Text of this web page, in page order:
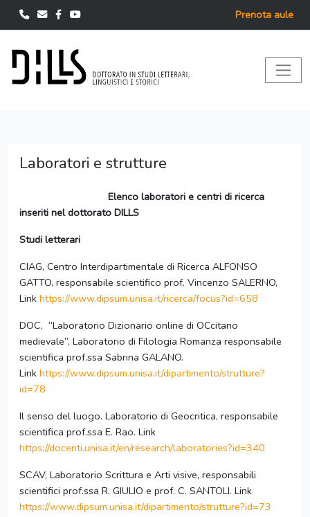
Prenota aule
Laboratori e strutture
Elenco laboratori e centri di ricerca
inseriti nel dottorato DILLS
Studi letterari
CIAG, Centro Interdipartimentale di Ricerca ALFONSO
GATTO, responsabile scientifico prof. Vincenzo SALERNO,
Link https://www.dipsum.unisa.it/ricerca/focus?id=658
DOC, “Laboratorio Dizionario online di OCcitano
medievale”, Laboratorio di Filologia Romanza responsabile
scientifica prof.ssa Sabrina GALANO.
Link https://www.dipsum.unisa.it/dipartimento/strutture?
id=78
Il senso del luogo. Laboratorio di Geocritica, responsabile
scientifica prof.ssa E. Rao. Link
https://docenti.unisa.it/en/research/laboratories?id=340
SCAV, Laboratorio Scrittura e Arti visive, responsabili
scientifici prof.ssa R. GIULIO e prof. C. SANTOLI. Link
https://www.dipsum.unisa.it/dipartimento/strutture?id=73